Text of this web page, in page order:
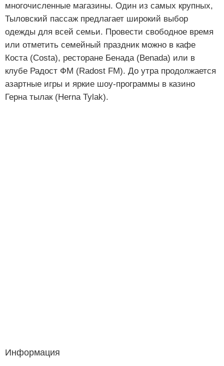
многочисленные магазины. Один из самых крупных,
Тыловский пассаж предлагает широкий выбор
одежды для всей семьи. Провести свободное время
или отметить семейный праздник можно в кафе
Коста (Costa), ресторане Бенада (Benada) или в
клубе Радост ФМ (Radost FM). До утра продолжается
азартные игры и яркие шоу-программы в казино
Герна тылак (Herna Tylak).
Информация